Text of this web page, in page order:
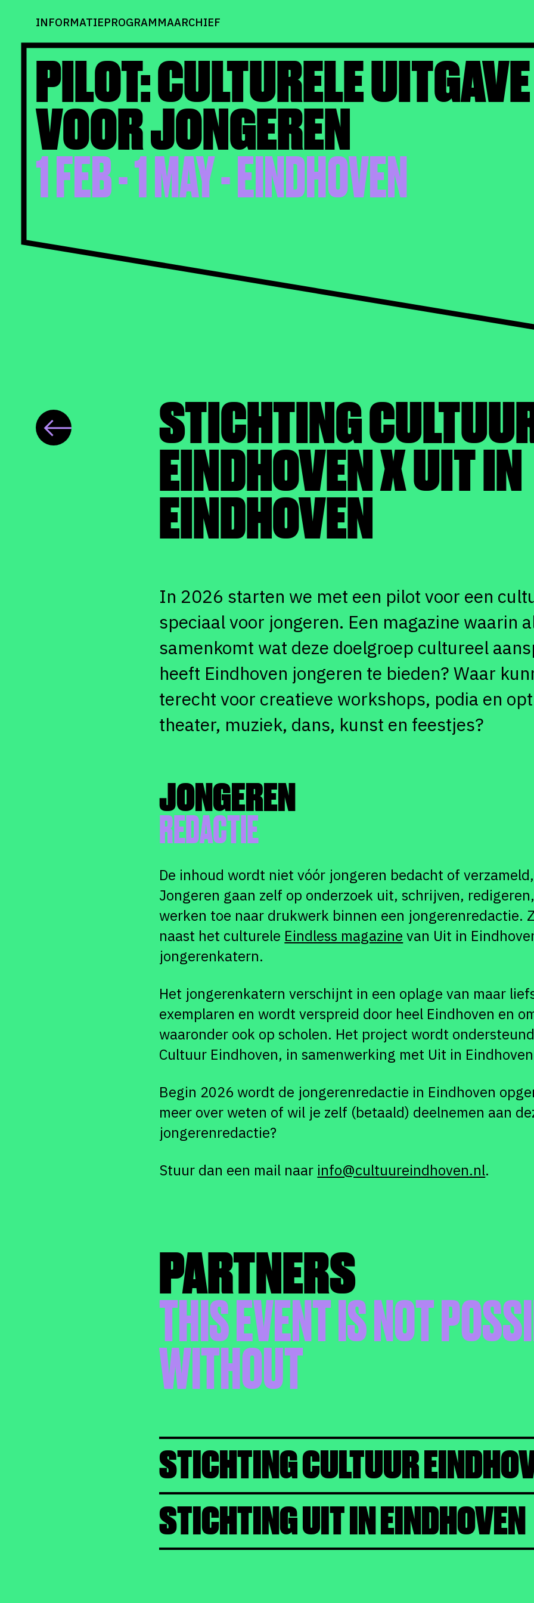
INFORMATIEPROGRAMMAARCHIEF
PILOT: CULTURELE UITGAVE
VOOR JONGEREN
1 FEB - 1 MAY - EINDHOVEN
STICHTING
EINDHOVEN X UIT IN
EINDHOVEN
In 2026 starten we met een pilot voor een
speciaal voor jongeren. Een magazine waarin
samenkomt wat deze doelgroep cultureel
heeft Eindhoven jongeren te bieden? Waar
terecht voor creatieve workshops, podia en
theater, muziek, dans, kunst en feestjes?
JONGEREN
REDACTIE
De inhoud wordt niet vóór jongeren bedacht of
Jongeren gaan zelf op onderzoek uit, schrijven,
werken toe naar drukwerk binnen een jongerenredactie.
naast het culturele Eindless magazine van Uit in
jongerenkatern.
Het jongerenkatern verschijnt in een oplage van maar
exemplaren en wordt verspreid door heel Eindhoven en
waaronder ook op scholen. Het project wordt
Cultuur Eindhoven, in samenwerking met Uit in
Begin 2026 wordt de jongerenredactie in Eindhoven
meer over weten of wil je zelf (betaald) deelnemen aan
jongerenredactie?
Stuur dan een mail naar info@cultuureindhoven.nl.
PARTNERS
THIS EVENT IS NOT
WITHOUT
STICHTING CULTUUR
STICHTING UIT IN EINDHOVEN